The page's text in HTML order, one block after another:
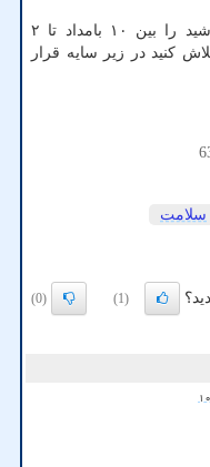
زمان قرار گرفتن در معرض نور خورشید را بین ۱۰ بامداد تا ۲
کنید در زیر سایه قرار
سلامت
(1)
(0)